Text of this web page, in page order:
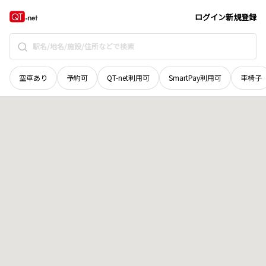
ログイン新規登録
空車あり 予約可 QT-net利用可 SmartPay利用可 車椅子
宮城県